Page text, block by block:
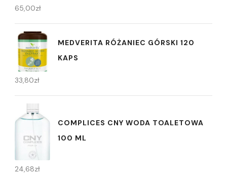
65,00zł
MEDVERITA RÓŻANIEC GÓRSKI 120
KAPS
33,80zł
COMPLICES CNY WODA TOALETOWA
100 ML
24,68zł